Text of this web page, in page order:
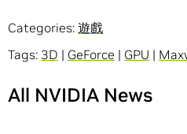
Categories: 遊戲
Tags: 3D | GeForce | GPU |
All NVIDIA News